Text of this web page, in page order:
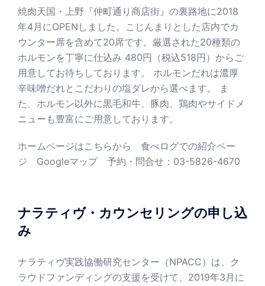
焼肉天国・上野『仲町通り商店街』の裏路地に2018
年4月にOPENしました。こじんまりとした店内でカ
ウンター席を含めて20席です。厳選された20種類の
ホルモンを丁寧に仕込み 480円（税込518円）からご
用意してお待ちしております。 ホルモンだれは濃厚
辛味噌だれとこだわりの塩ダレから選べます。 ま
た、ホルモン以外に黒毛和牛、豚肉、鶏肉やサイドメ
ニューも豊富にご用意しております。
ホームページはこちらから
食べログでの紹介ペー
ジ
Googleマップ予約・問合せ：03-5826-4670
ナラティヴ・カウンセリングの申し込
み
ナラティヴ実践協働研究センター（NPACC）は、ク
ラウドファンディングの支援を受けて、2019年3月に